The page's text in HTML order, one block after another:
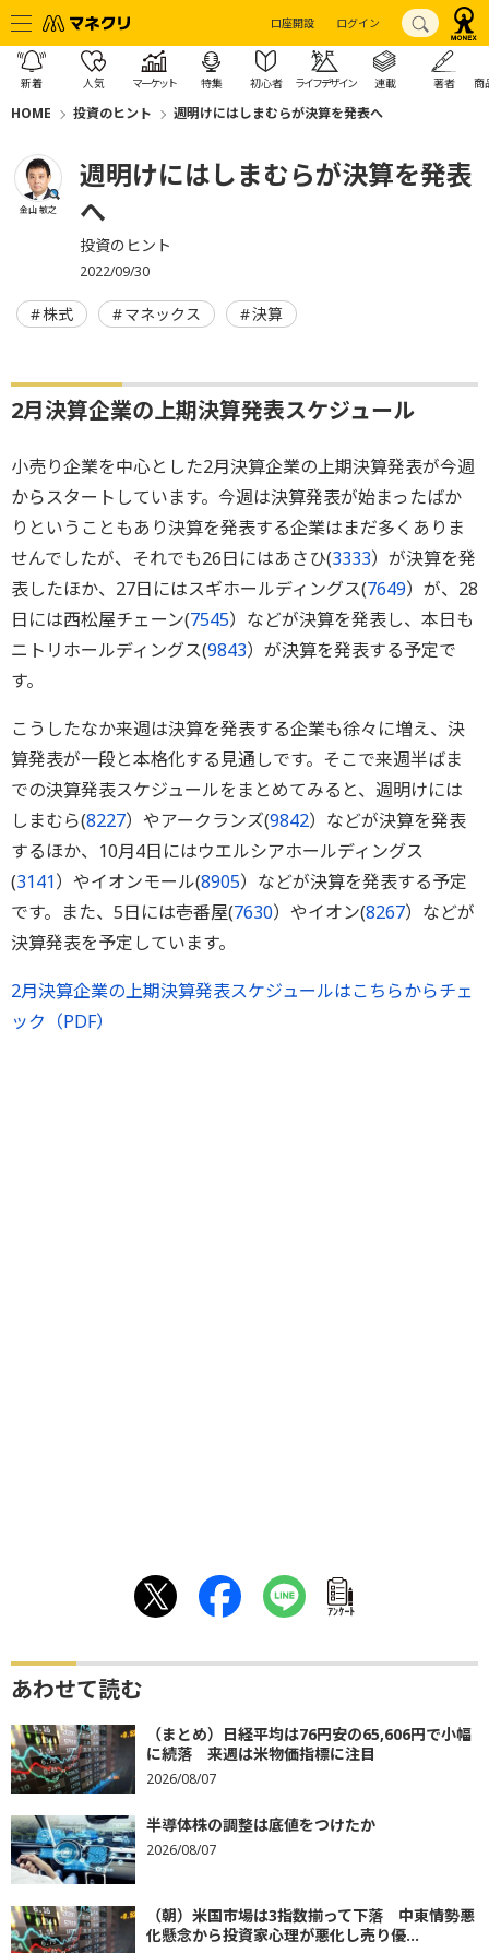
口座開設 ログイン
新着 人気 マーケット 特集 初心者 ライフデザイン 連載 著者 商
HOME 投資のヒント 週明けにはしまむらが決算を発表へ
金山 敏之
週明けにはしまむらが決算を発表
へ
投資のヒント
2022/09/30
株式 マネックス 決算
2月決算企業の上期決算発表スケジュール
小売り企業を中心とした2月決算企業の上期決算発表が今週
からスタートしています。今週は決算発表が始まったばか
りということもあり決算を発表する企業はまだ多くありま
せんでしたが、それでも26日にはあさひ(3333）が決算を発
表したほか、27日にはスギホールディングス(7649）が、28
日には西松屋チェーン(7545）などが決算を発表し、本日も
ニトリホールディングス(9843）が決算を発表する予定で
す。
こうしたなか来週は決算を発表する企業も徐々に増え、決
算発表が一段と本格化する見通しです。そこで来週半ばま
での決算発表スケジュールをまとめてみると、週明けには
しまむら(8227）やアークランズ(9842）などが決算を発表
するほか、10月4日にはウエルシアホールディングス
(3141）やイオンモール(8905）などが決算を発表する予定
です。また、5日には壱番屋(7630）やイオン(8267）などが
決算発表を予定しています。
2月決算企業の上期決算発表スケジュールはこちらからチェ
ック（PDF）
ｱﾝｹｰﾄ
あわせて読む
（まとめ）日経平均は76円安の65,606円で小幅
に続落 来週は米物価指標に注目
2026/08/07
半導体株の調整は底値をつけたか
2026/08/07
（朝）米国市場は3指数揃って下落 中東情勢悪
化懸念から投資家心理が悪化し売り優...